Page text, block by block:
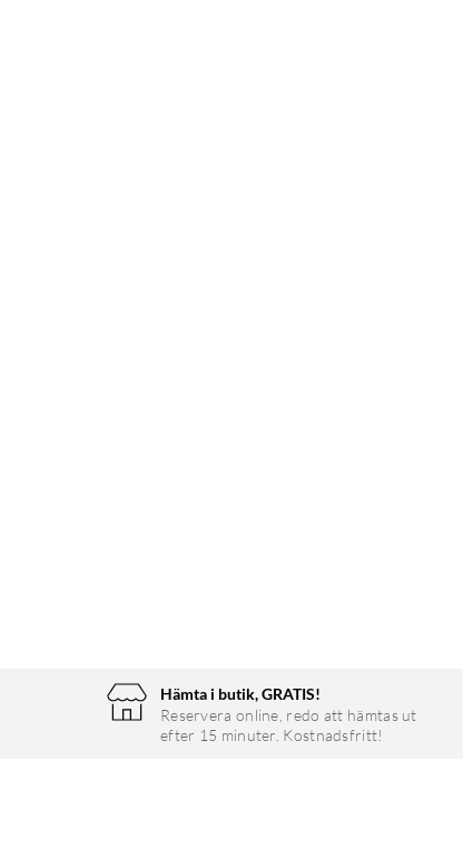
Hämta i butik, GRATIS!
Reservera online, redo att hämtas ut
efter 15 minuter. Kostnadsfritt!